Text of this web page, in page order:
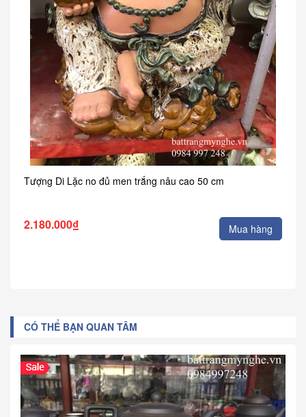
Tượng Di Lặc no đủ men trắng nâu cao 50 cm
2.180.000₫ Mua hàng
CÓ THỂ BẠN QUAN TÂM